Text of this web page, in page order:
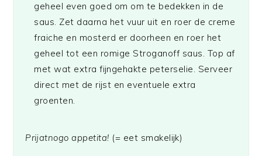
geheel even goed om om te bedekken in de
saus. Zet daarna het vuur uit en roer de creme
fraiche en mosterd er doorheen en roer het
geheel tot een romige Stroganoff saus. Top af
met wat extra fijngehakte peterselie. Serveer
direct met de rijst en eventuele extra
groenten.
Prijatnogo appetita! (= eet smakelijk)